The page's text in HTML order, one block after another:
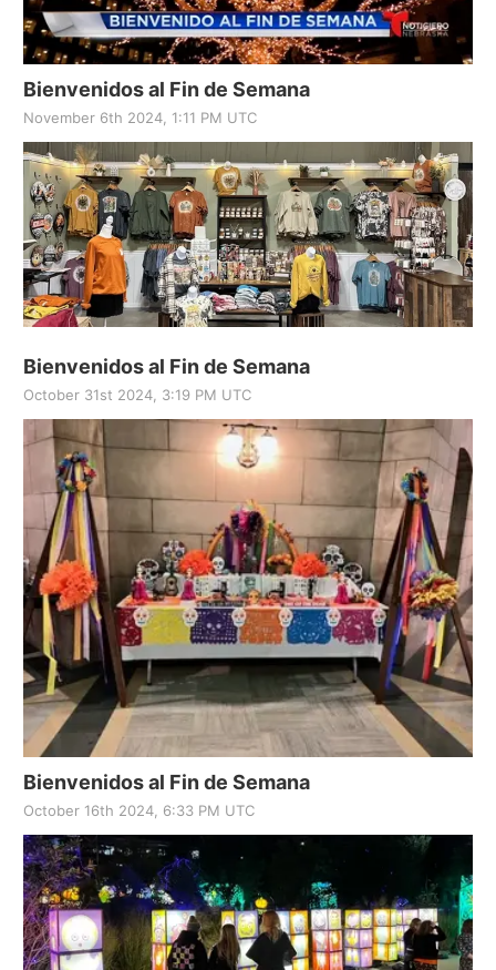
Bienvenidos al Fin de Semana
November 6th 2024, 1:11 PM UTC
Bienvenidos al Fin de Semana
October 31st 2024, 3:19 PM UTC
Bienvenidos al Fin de Semana
October 16th 2024, 6:33 PM UTC